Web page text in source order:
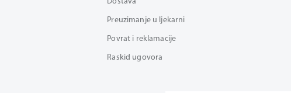
Preuzimanje u ljekarni
Povrat i reklamacije
Raskid ugovora